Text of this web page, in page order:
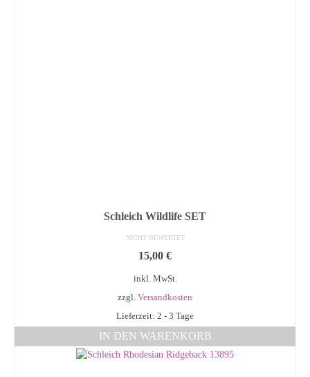
Schleich Wildlife SET
NICHT BEWERTET
15,00 €
inkl. MwSt.
zzgl. Versandkosten
Lieferzeit: 2 - 3 Tage
IN DEN WARENKORB